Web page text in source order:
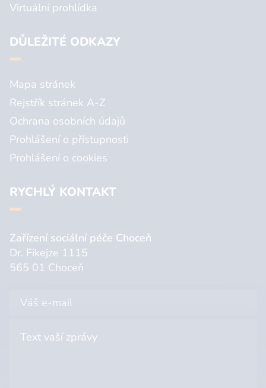
Virtuální prohlídka
DŮLEŽITÉ ODKAZY
Mapa stránek
Rejstřík stránek A-Z
Ochrana osobních údajů
Prohlášení o přístupnosti
Prohlášení o cookies
RYCHLÝ KONTAKT
Zařízení sociální péče Choceň
Dr. Fikejze 1115
565 01 Choceň